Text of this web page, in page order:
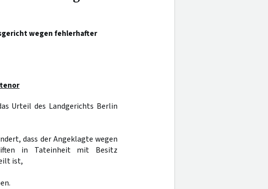
wegen fehlerhafter
Urteil des Landgerichts Berlin
dass der Angeklagte wegen
in Tateinheit mit Besitz
ist,